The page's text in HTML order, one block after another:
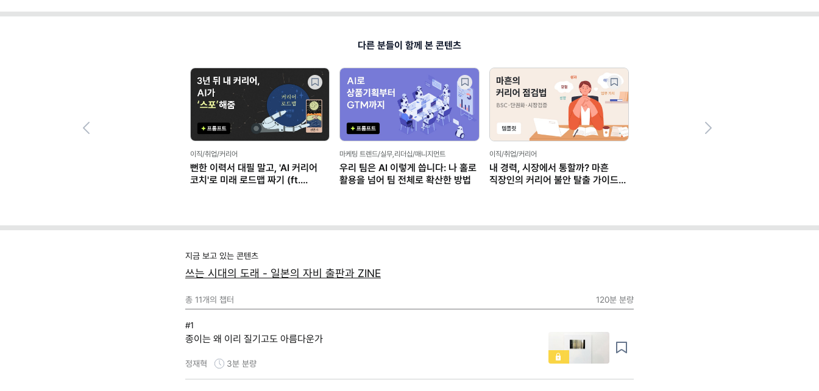
다른 분들이 함께 본 콘텐츠
이직/취업/커리어
뻔한 이력서 대필 말고, 'AI 커리어
코치'로 미래 로드맵 짜기 (ft.
마케팅 트렌드/실무,리더십/매니지먼트
우리 팀은 AI 이렇게 씁니다: 나 홀로
활용을 넘어 팀 전체로 확산한 방법
이직/취업/커리어
내 경력, 시장에서 통할까? 마흔
직장인의 커리어 불안 탈출 가이드
지금 보고 있는 콘텐츠
쓰는 시대의 도래 - 일본의 자비 출판과 ZINE
총 11개의 챕터 120분 분량
#1
종이는 왜 이리 질기고도 아름다운가
정재혁 3분 분량